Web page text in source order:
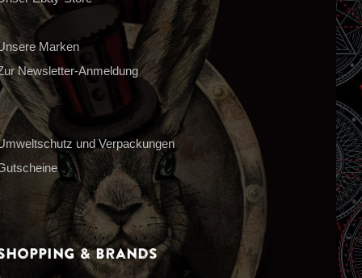
Marken
Newsletter-Anmeldung
und Verpackungen
& Brands